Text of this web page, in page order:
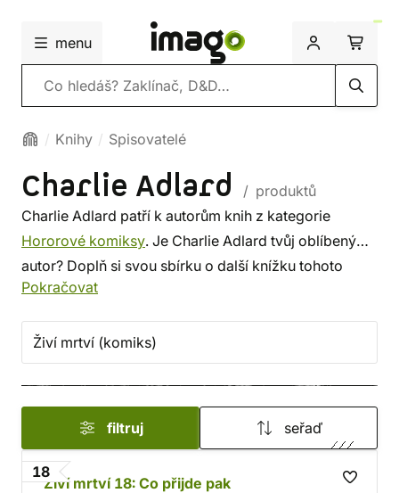
menu
Vyhledávání
Knihy Spisovatelé
Charlie Adlard
/ produktů
Charlie Adlard patří k autorům knih z kategorie
Hororové komiksy. Je Charlie Adlard tvůj oblíbený
autor? Doplň si svou sbírku o další knížku tohoto
spisovatele, nebo si prohlédni
někdo podle autora. U nás si vybereš z méně
známých i z těch proslulých. ✔️ Nabízíme levnou
dopravu, rychlé dodání a bezpečný nákup!
Pokračovat
Živí mrtví (komiks)
filtruj seřaď
18
Živí mrtví 18: Co přijde pak